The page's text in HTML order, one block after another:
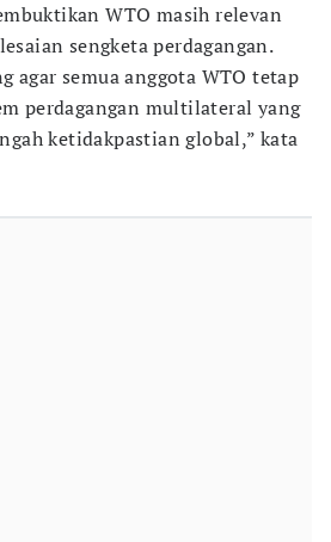
WTO masih relevan
sengketa perdagangan.
agar semua anggota WTO tetap
perdagangan multilateral yang
ketidakpastian global,” kata